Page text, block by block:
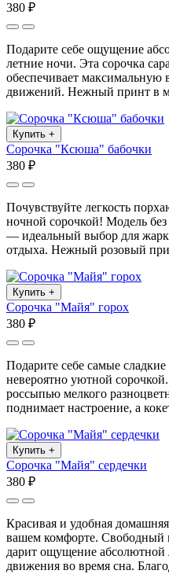
380 ₽
Подарите себе ощущение
летние ночи. Эта сорочка
обеспечивает максимальную
движений. Нежный принт в
Купить +
Сорочка "Ксюша" бабочки
380 ₽
Почувствуйте легкость
ночной сорочкой! Модель
— идеальный выбор для
отдыха. Нежный розовый
Купить +
Сорочка "Майя" горох
380 ₽
Подарите себе самые
невероятно уютной
россыпью мелкого
поднимает настроение, а
Купить +
Сорочка "Майя" сердечки
380 ₽
Красивая и удобная
вашем комфорте. Свободный
дарит ощущение абсолютной
движения во время сна.